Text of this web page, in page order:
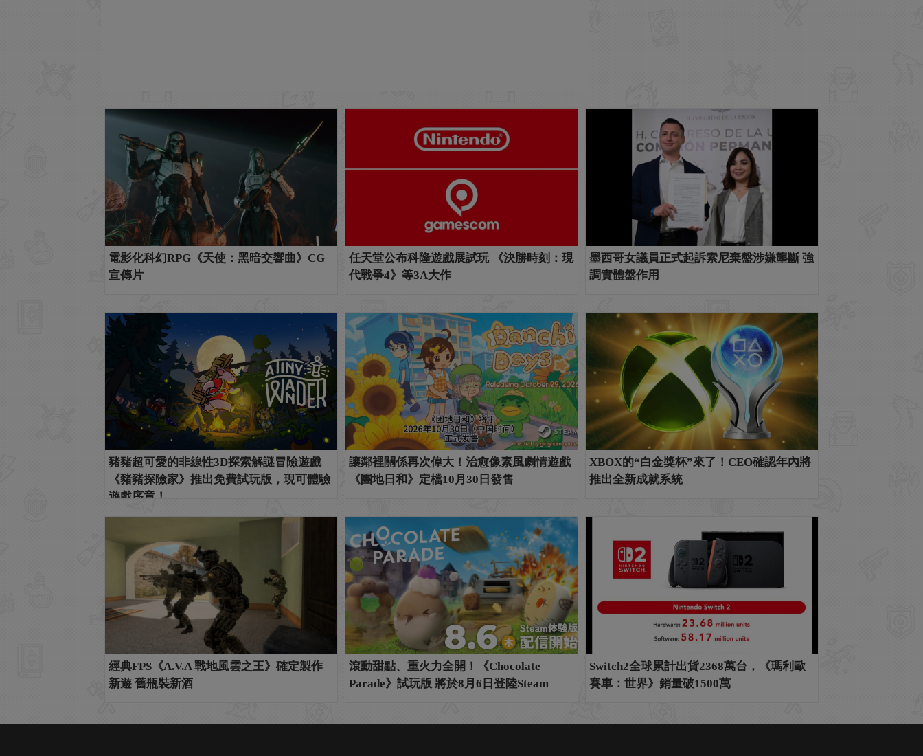
電影化科幻RPG《天使：黑暗交響曲》CG
宣傳片
任天堂公布科隆遊戲展試玩 《決勝時刻：現
代戰爭4》等3A大作
墨西哥女議員正式起訴索尼棄盤涉嫌壟斷 強
調實體盤作用
豬豬超可愛的非線性3D探索解謎冒險遊戲
《豬豬探險家》推出免費試玩版，現可體驗
遊戲序章！
讓鄰裡關係再次偉大！治愈像素風劇情遊戲
《團地日和》定檔10月30日發售
XBOX的“白金獎杯”來了！CEO確認年內將
推出全新成就系統
經典FPS《A.V.A 戰地風雲之王》確定製作
新遊 舊瓶裝新酒
滾動甜點、重火力全開！《Chocolate
Parade》試玩版 將於8月6日登陸Steam
Switch2全球累計出貨2368萬台，《瑪利歐
賽車：世界》銷量破1500萬